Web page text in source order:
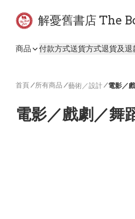
解憂舊書店 The
商品 付款方式送貨方式退貨及退
首頁/ 所有商品 /藝術／設計/ 電影／
電影／戲劇／舞